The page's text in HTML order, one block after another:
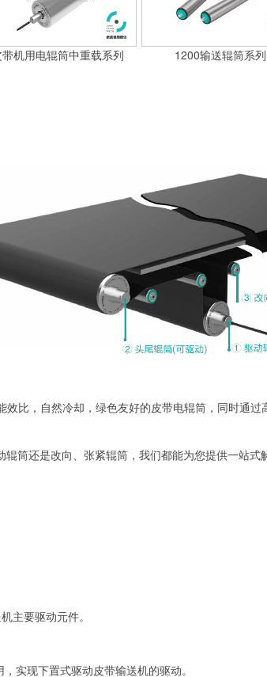
带机用电辊筒中重载系列 1200输送辊筒系列
比，自然冷却，绿色友好的皮带电辊筒，同时通过
筒还是改向、张紧辊筒，我们都能为您提供一站式
主要驱动元件。
实现下置式驱动皮带输送机的驱动。